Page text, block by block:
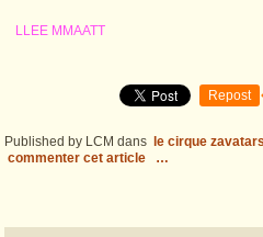
LLEE MMAATT
Repost
Published by LCM dans
le cirque
commenter cet article
…